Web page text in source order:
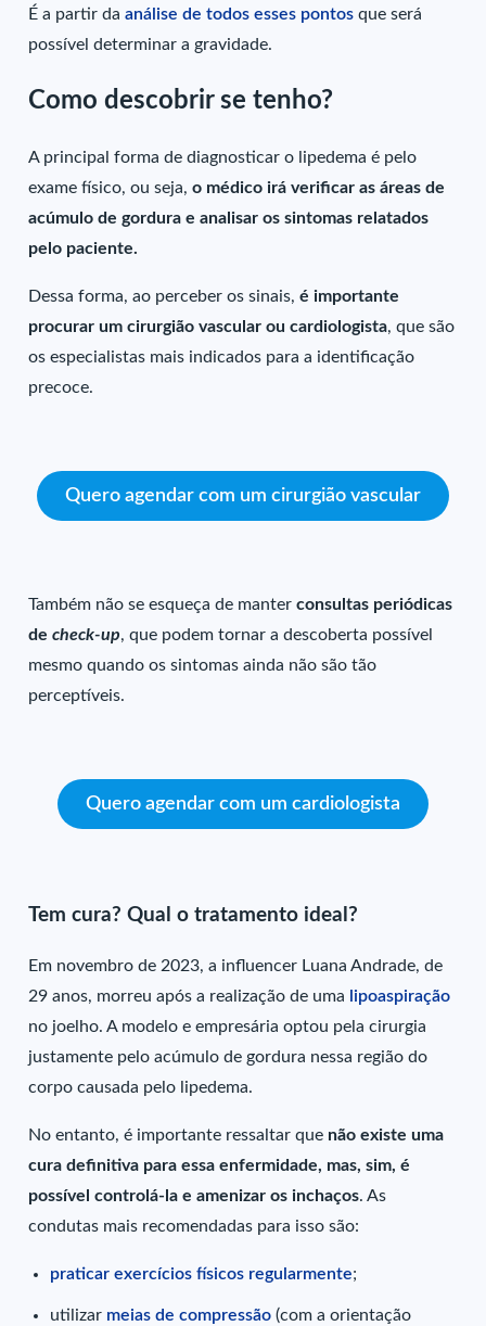
É a partir daanálise de todos esses pontos que será
possível determinar a gravidade.
Como descobrir se tenho?
A principal forma de diagnosticar o lipedema é pelo
exame físico, ou seja,o médico irá verificar as áreas de
acúmulo de gordura e analisar os sintomas relatados
pelo paciente.
Dessa forma, ao perceber os sinais,é importante
procurar um cirurgião vascular ou cardiologista, que são
os especialistas mais indicados para a identificação
precoce.
Quero agendar com um cirurgião vascular
Também não se esqueça de manterconsultas periódicas
decheck-up, que podem tornar a descoberta possível
mesmo quando os sintomas ainda não são tão
perceptíveis.
Quero agendar com um cardiologista
Tem cura? Qual o tratamento ideal?
Em novembro de 2023, a influencer Luana Andrade, de
29 anos, morreu após a realização de uma
lipoaspiração
no joelho. A modelo e empresária optou pela cirurgia
justamente pelo acúmulo de gordura nessa região do
corpo causada pelo lipedema.
No entanto, é importante ressaltar que não existe uma
cura definitiva para essa enfermidade, mas, sim, é
possível controlá-la e amenizar os inchaços. As
condutas mais recomendadas para isso são:
praticar exercícios físicos regularmente;
utilizar meias de compressão (com a orientação